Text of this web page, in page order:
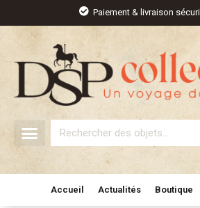
contenu
Paiement & livraison
Rechercher
Accueil Actualités Boutique